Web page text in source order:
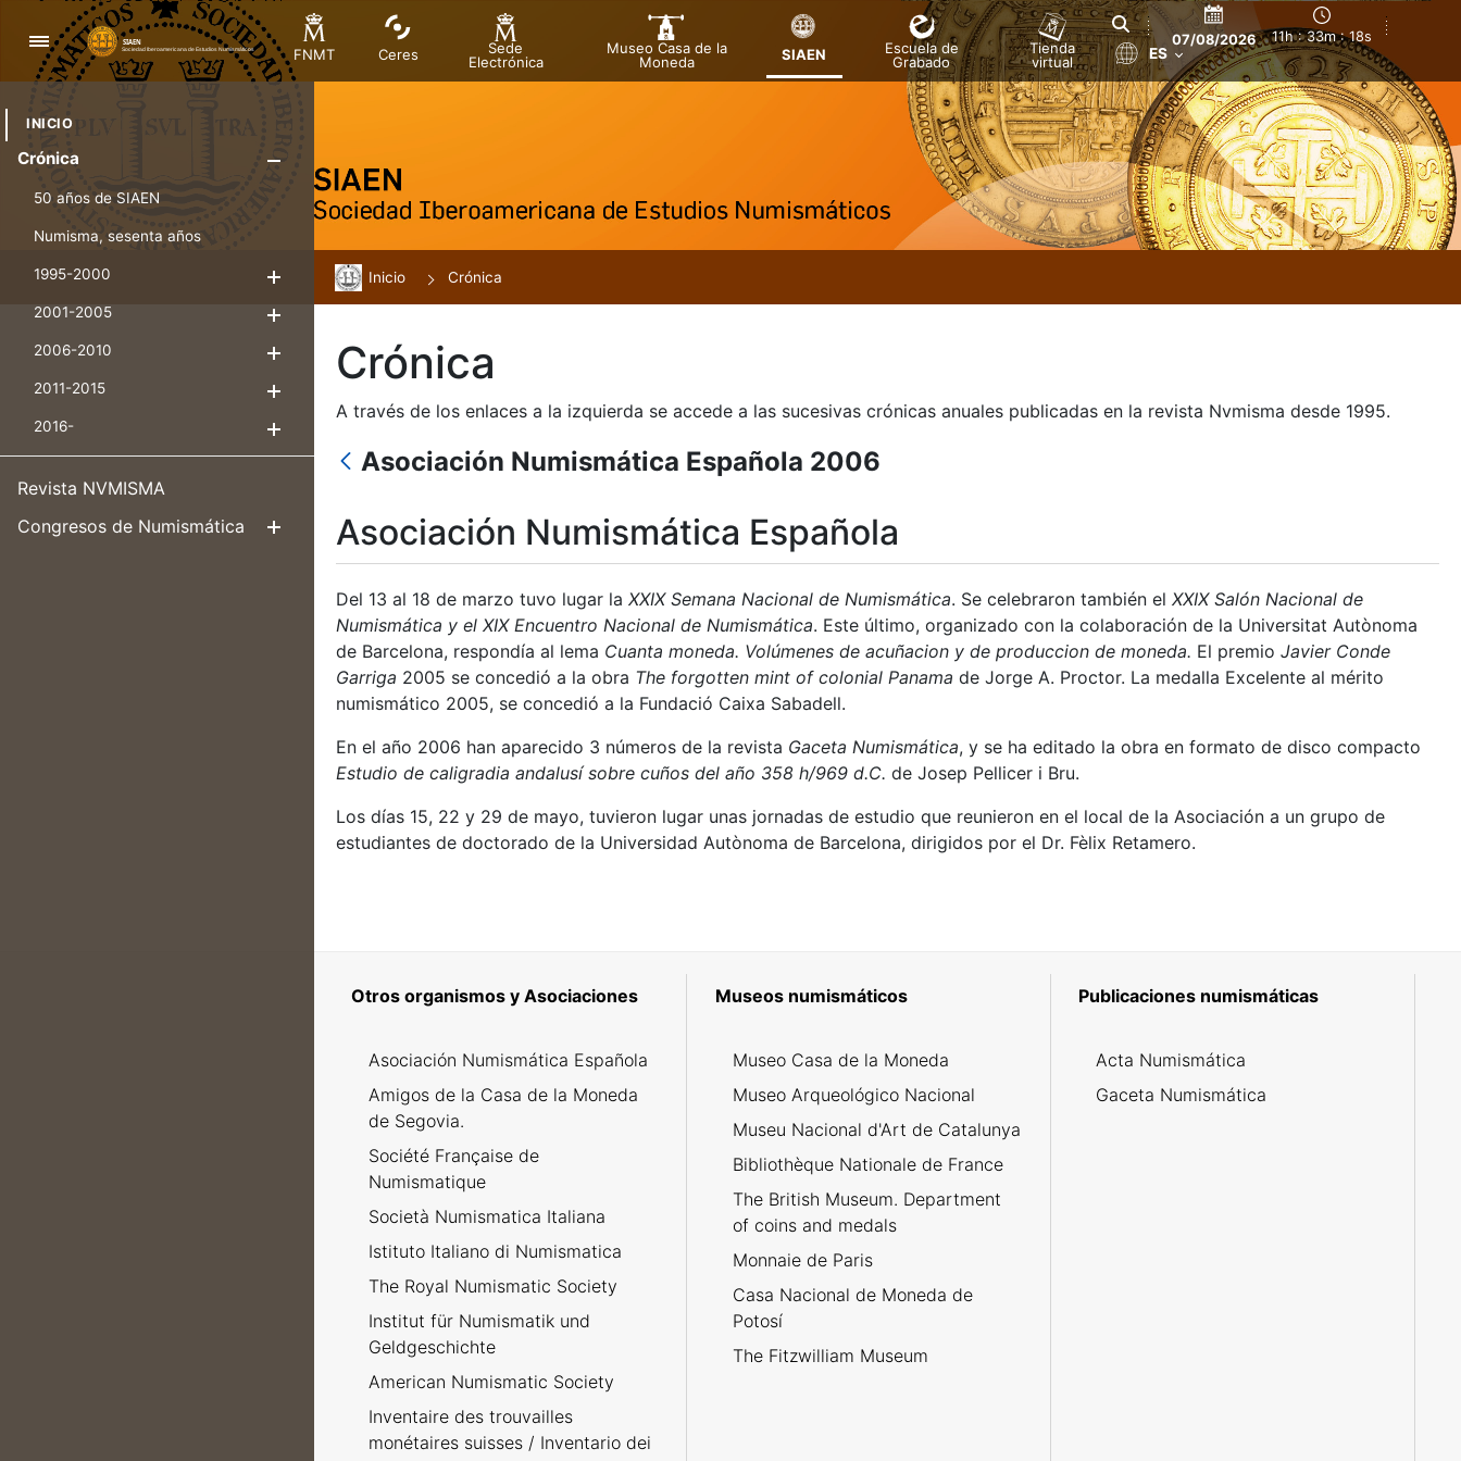
Navegación
FNMT Ceres
Sede
Electrónica
Museo Casa de la
Moneda
SIAEN
Escuela de
Grabado
Tienda
virtual
07/08/2026 11h : 33m : 18s
ES
INICIO
Crónica
50 años de SIAEN
Numisma, sesenta años
1995-2000
Mostrar/Ocultar
2001-2005
2006-2010
Mostrar/Ocultar
2011-2015
2016-
Revista NVMISMA
Congresos de Numismática
Mostrar/Ocultar
Inicio Crónica
Crónica
A través de los enlaces a la izquierda se accede a las sucesivas crónicas anuales publicadas en la revista Nvmisma desde 1995.
Asociación Numismática Española 2006
Asociación Numismática Española
Del 13 al 18 de marzo tuvo lugar la XXIX Semana Nacional de Numismática. Se celebraron también el XXIX Salón Nacional de
Numismática y el XIX Encuentro Nacional de Numismática. Este último, organizado con la colaboración de la Universitat Autònoma
de Barcelona, respondía al lema Cuanta moneda. Volúmenes de acuñacion y de produccion de moneda. El premio Javier Conde
Garriga 2005 se concedió a la obra The forgotten mint of colonial Panama de Jorge A. Proctor. La medalla Excelente al mérito
numismático 2005, se concedió a la Fundació Caixa Sabadell.
En el año 2006 han aparecido 3 números de la revista Gaceta Numismática, y se ha editado la obra en formato de disco compacto
Estudio de caligradia andalusí sobre cuños del año 358 h/969 d.C. de Josep Pellicer i Bru.
Los días 15, 22 y 29 de mayo, tuvieron lugar unas jornadas de estudio que reunieron en el local de la Asociación a un grupo de
estudiantes de doctorado de la Universidad Autònoma de Barcelona, dirigidos por el Dr. Fèlix Retamero.
Otros organismos y Asociaciones
Asociación Numismática Española
Amigos de la Casa de la Moneda
de Segovia.
Société Française de
Numismatique
Società Numismatica Italiana
Istituto Italiano di Numismatica
The Royal Numismatic Society
Institut für Numismatik und
Geldgeschichte
American Numismatic Society
Inventaire des trouvailles
monétaires suisses / Inventario dei
Museos numismáticos
Museo Casa de la Moneda
Museo Arqueológico Nacional
Museu Nacional d'Art de Catalunya
Bibliothèque Nationale de France
The British Museum. Department
of coins and medals
Monnaie de Paris
Casa Nacional de Moneda de
Potosí
The Fitzwilliam Museum
Publicaciones numismáticas
Acta Numismática
Gaceta Numismática